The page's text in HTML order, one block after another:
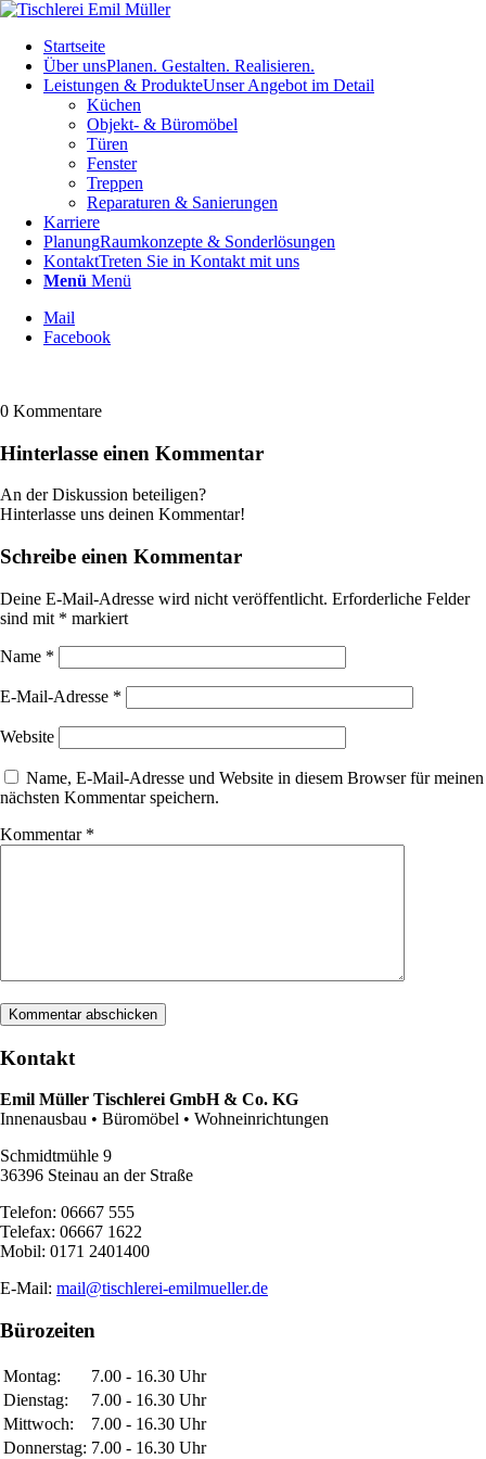
Startseite
Über unsPlanen. Gestalten. Realisieren.
Leistungen & ProdukteUnser Angebot im Detail
Küchen
Objekt- & Büromöbel
Türen
Fenster
Treppen
Reparaturen & Sanierungen
Karriere
PlanungRaumkonzepte & Sonderlösungen
KontaktTreten Sie in Kontakt mit uns
Menü Menü
Mail
Facebook
0 Kommentare
Hinterlasse einen Kommentar
An der Diskussion beteiligen?
Hinterlasse uns deinen Kommentar!
Schreibe einen Kommentar
Deine E-Mail-Adresse wird nicht veröffentlicht. Erforderliche Felder
sind mit * markiert
Name *
E-Mail-Adresse *
Website
Name, E-Mail-Adresse und Website in diesem Browser für meinen
nächsten Kommentar speichern.
Kommentar *
Kontakt
Emil Müller Tischlerei GmbH & Co. KG
Innenausbau • Büromöbel • Wohneinrichtungen
Schmidtmühle 9
36396 Steinau an der Straße
Telefon: 06667 555
Telefax: 06667 1622
Mobil: 0171 2401400
E-Mail: mail@tischlerei-emilmueller.de
Bürozeiten
Montag:
7.00 - 16.30 Uhr
Dienstag:
7.00 - 16.30 Uhr
Mittwoch:
7.00 - 16.30 Uhr
Donnerstag: 7.00 - 16.30 Uhr